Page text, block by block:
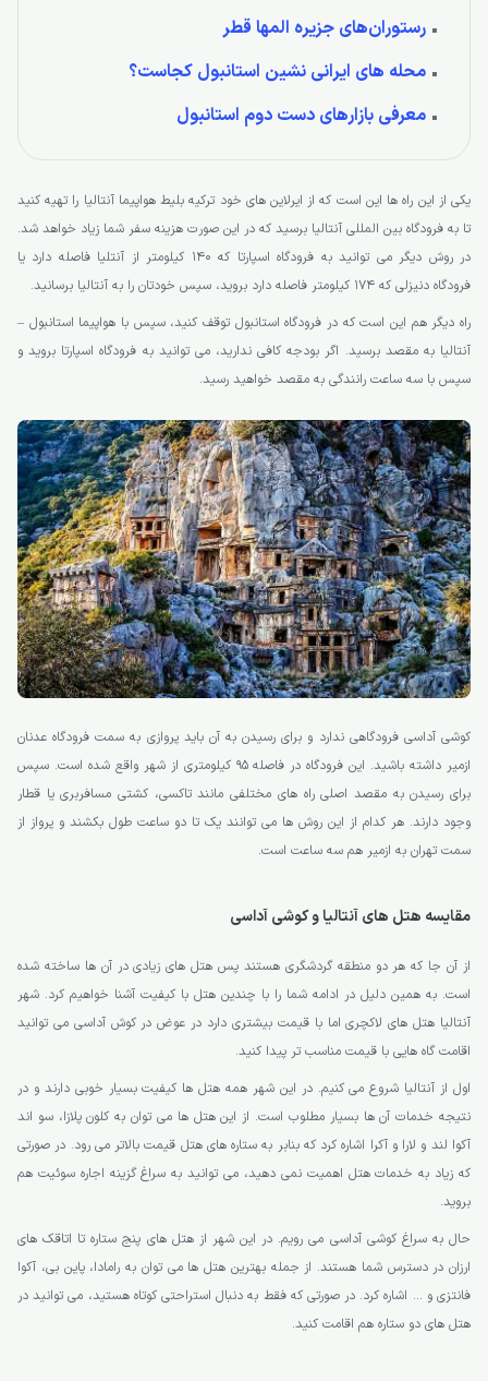
رستوران‌های جزیره المها قطر
محله های ایرانی نشین استانبول کجاست؟
معرفی بازارهای دست دوم استانبول
یکی از این راه ها این است که از ایرلاین های خود ترکیه بلیط هواپیما آنتالیا را تهیه کنید
تا به فرودگاه بین المللی آنتالیا برسید که در این صورت هزینه سفر شما زیاد خواهد شد.
در روش دیگر می توانید به فرودگاه اسپارتا که 140 کیلومتر از آنتلیا فاصله دارد یا
فرودگاه دنیزلی که 174 کیلومتر فاصله دارد بروید، سپس خودتان را به آنتالیا برسانید.
راه دیگر هم این است که در فرودگاه استانبول توقف کنید، سپس با هواپیما استانبول –
آنتالیا به مقصد برسید. اگر بودجه کافی ندارید، می توانید به فرودگاه اسپارتا بروید و
سپس با سه ساعت رانندگی به مقصد خواهید رسید.
کوشی آداسی فرودگاهی ندارد و برای رسیدن به آن باید پروازی به سمت فرودگاه عدنان
ازمیر داشته باشید. این فرودگاه در فاصله 95 کیلومتری از شهر واقع شده است. سپس
برای رسیدن به مقصد اصلی راه های مختلفی مانند تاکسی، کشتی مسافربری یا قطار
وجود دارند. هر کدام از این روش ها می توانند یک تا دو ساعت طول بکشند و پرواز از
سمت تهران به ازمیر هم سه ساعت است.
مقایسه هتل های آنتالیا و کوشی آداسی
از آن جا که هر دو منطقه گردشگری هستند پس هتل های زیادی در آن ها ساخته شده
است. به همین دلیل در ادامه شما را با چندین هتل با کیفیت آشنا خواهیم کرد. شهر
آنتالیا هتل های لاکچری اما با قیمت بیشتری دارد در عوض در کوش آداسی می توانید
اقامت گاه هایی با قیمت مناسب تر پیدا کنید.
اول از آنتالیا شروع می کنیم. در این شهر همه هتل ها کیفیت بسیار خوبی دارند و در
نتیجه خدمات آن ها بسیار مطلوب است. از این هتل ها می توان به کلون پلازا، سو اند
آکوا لند و لارا و آکرا اشاره کرد که بنابر به ستاره های هتل قیمت بالاتر می رود. در صورتی
که زیاد به خدمات هتل اهمیت نمی دهید، می توانید به سراغ گزینه اجاره سوئیت هم
بروید.
حال به سراغ کوشی آداسی می رویم. در این شهر از هتل های پنج ستاره تا اتاقک های
ارزان در دسترس شما هستند. از جمله بهترین هتل ها می توان به رامادا، پاین بی، آکوا
فانتزی و … اشاره کرد. در صورتی که فقط به دنبال استراحتی کوتاه هستید، می توانید در
هتل های دو ستاره هم اقامت کنید.